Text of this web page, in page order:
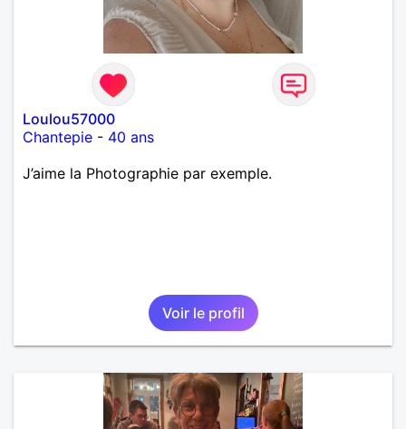
Loulou57000
Chantepie - 40 ans
J’aime la Photographie par exemple.
Voir le profil